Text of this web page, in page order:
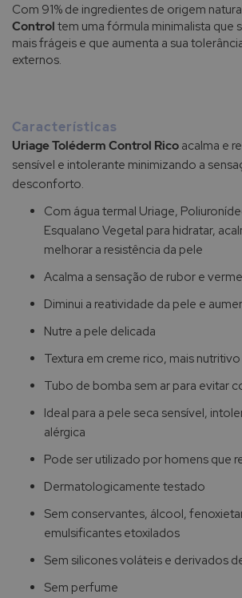
Com 91% de ingredientes de origem
Control tem uma fórmula minimalista que
mais frágeis e que aumenta a sua
externos.
Características
Uriage Toléderm Control Rico acalma e
sensível e intolerante minimizando a
desconforto.
Com água termal Uriage,
Esqualano Vegetal para hidratar,
melhorar a resistência da pele
Acalma a sensação de rubor e
Diminui a reatividade da pele e
Nutre a pele delicada
Textura em creme rico, mais
Tubo de bomba sem ar para evitar
Ideal para a pele seca sensível,
alérgica
Pode ser utilizado por homens que
Dermatologicamente testado
Sem conservantes, álcool,
emulsificantes etoxilados
Sem silicones voláteis e derivados
Sem perfume